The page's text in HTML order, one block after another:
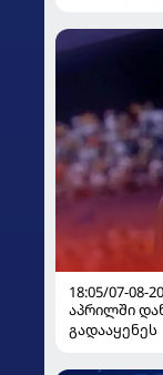
18:05/07-08-
აპრილში
გადააყენეს